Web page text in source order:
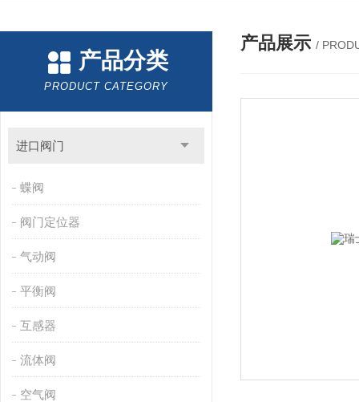
产品分类
PRODUCT CATEGORY
进口阀门
蝶阀
阀门定位器
气动阀
平衡阀
互感器
流体阀
空气阀
产品展示 /